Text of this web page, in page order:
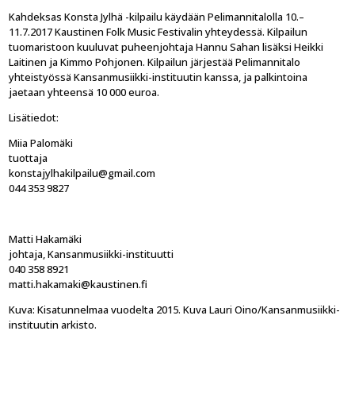
Kahdeksas Konsta Jylhä -kilpailu käydään Pelimannitalolla 10.–
11.7.2017 Kaustinen Folk Music Festivalin yhteydessä. Kilpailun
tuomaristoon kuuluvat puheenjohtaja Hannu Sahan lisäksi Heikki
Laitinen ja Kimmo Pohjonen. Kilpailun järjestää Pelimannitalo
yhteistyössä Kansanmusiikki-instituutin kanssa, ja palkintoina
jaetaan yhteensä 10 000 euroa.
Lisätiedot:
Miia Palomäki
tuottaja
konstajylhakilpailu@gmail.com
044 353 9827
Matti Hakamäki
johtaja, Kansanmusiikki-instituutti
040 358 8921
matti.hakamaki@kaustinen.fi
Kuva: Kisatunnelmaa vuodelta 2015. Kuva Lauri Oino/Kansanmusiikki-
instituutin arkisto.